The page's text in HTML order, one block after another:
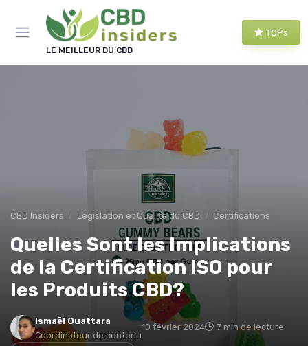
LE MEILLEUR DU CBD
TOPs
CBD Insiders Législation et Qualité du CBD Certifications
Quelles Sont les Implications
de la Certification ISO pour
les Produits CBD?
Ismaël Ouattara
Coordinateur de contenu
10 février 2024 7 min de lecture
Panneau de gestion des cookies